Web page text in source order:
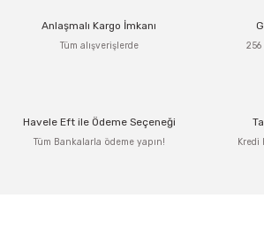
Anlaşmalı Kargo İmkanı
Tüm alışverişlerde 256
Havele Eft ile Ödeme Seçeneği
Tüm Bankalarla ödeme yapın! Kredi